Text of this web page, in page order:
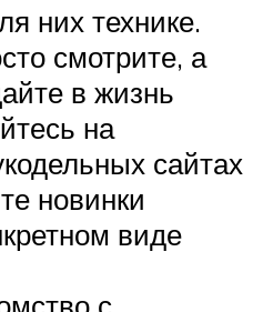
них технике.
смотрите, а
в жизнь
на
сайтах
новинки
виде